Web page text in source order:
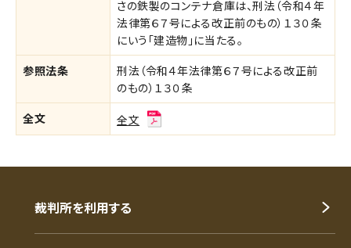
さの鉄製のコンテナ倉庫は、刑法（令和４年
法律第６７号による改正前のもの）１３０条
にいう「建造物」に当たる。
参照法条
刑法（令和４年法律第６７号による改正前
のもの）１３０条
全文
全文
裁判所を利用する